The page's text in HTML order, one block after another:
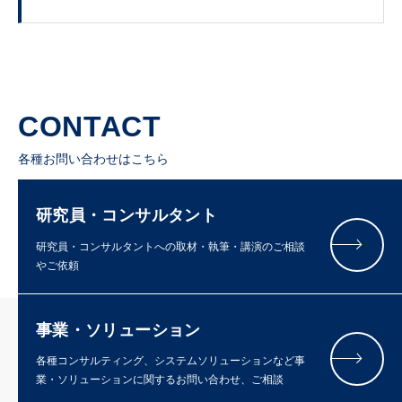
CONTACT
各種お問い合わせはこちら
研究員・コンサルタント
研究員・コンサルタントへの取材・執筆・講演のご相談
やご依頼
事業・ソリューション
各種コンサルティング、システムソリューションなど事
業・ソリューションに関するお問い合わせ、ご相談